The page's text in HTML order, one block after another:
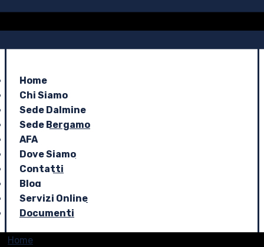
Home
Chi Siamo
Sede Dalmine
Sede Bergamo
AFA
Dove Siamo
Contatti
Blog
Servizi Online
Documenti
Home